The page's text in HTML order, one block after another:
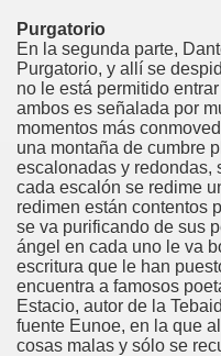
Purgatorio
En la segunda parte,
Purgatorio, y allí se
no le está permitido
ambos es señalada por
momentos más
una montaña de cumbre
escalonadas y redondas,
cada escalón se redime
redimen están contentos
se va purificando de sus
ángel en cada uno le va
escritura que le han
encuentra a famosos
Estacio, autor de la
fuente Eunoe, en la que
cosas malas y sólo se